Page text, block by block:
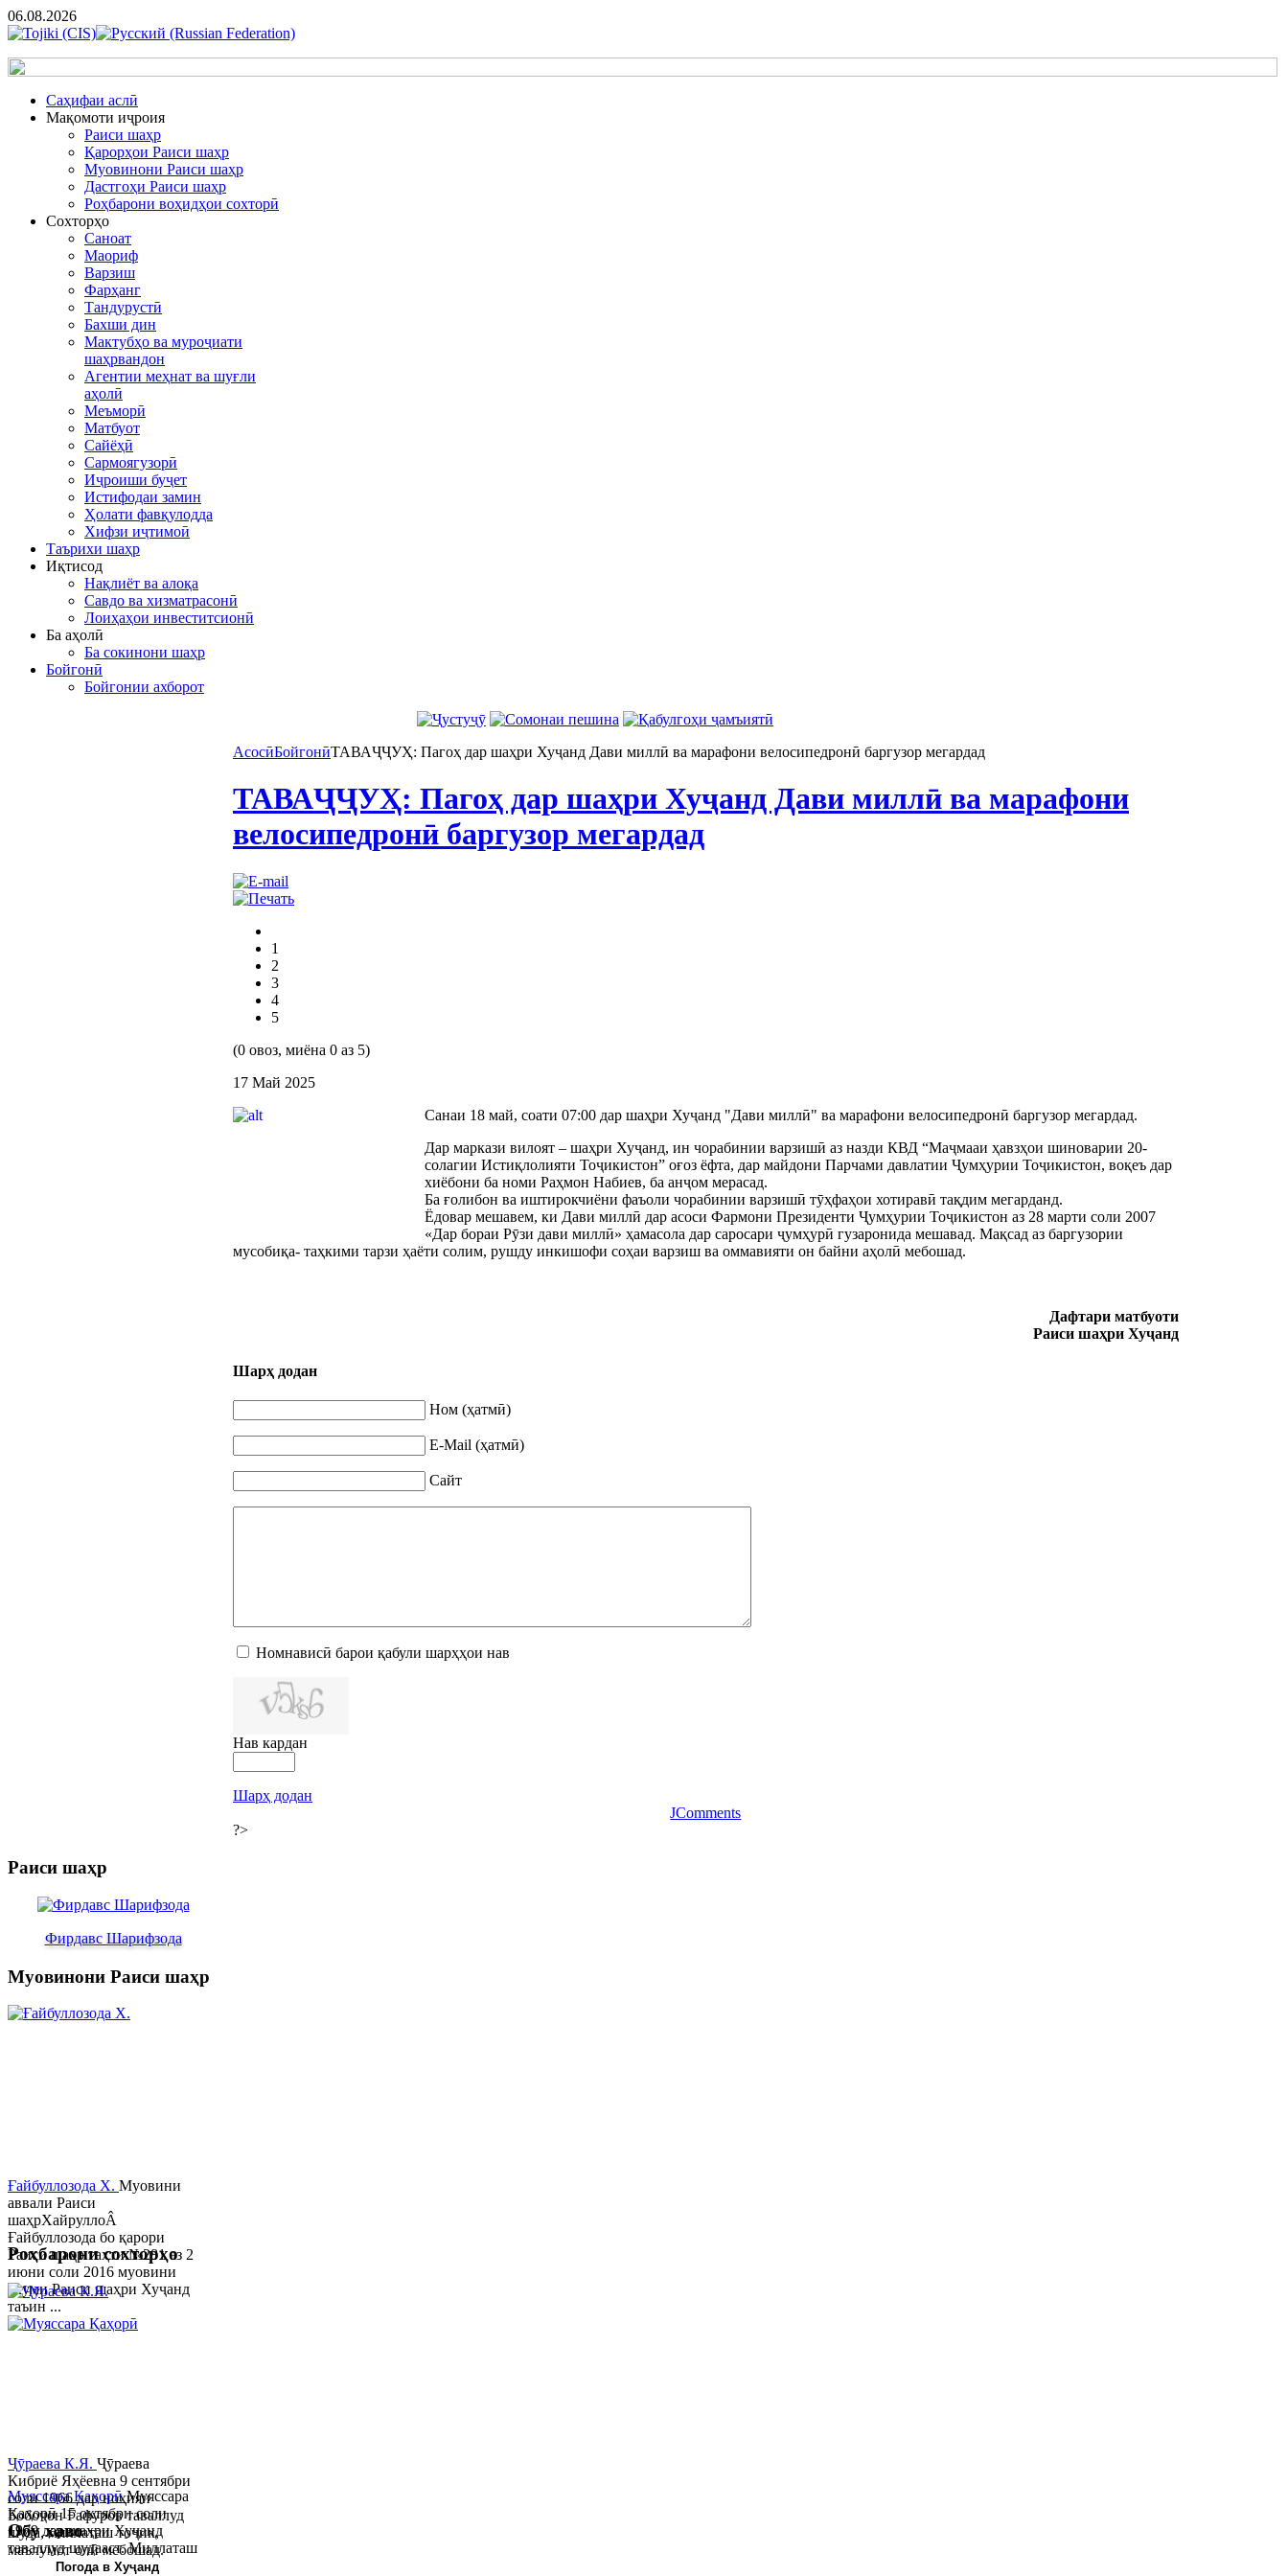
06.08.2026
Cаҳифаи аслӣ
Мақомоти иҷроия
Раиси шаҳр
Қарорҳои Раиси шаҳр
Муовинони Раиси шаҳр
Дастгоҳи Раиси шаҳр
Роҳбарони воҳидҳои сохторӣ
Сохторҳо
Саноат
Маориф
Варзиш
Фарҳанг
Тандурустӣ
Бахши дин
Мактубҳо ва муроҷиати
шаҳрвандон
Агентии меҳнат ва шуғли
аҳолӣ
Меъморӣ
Матбуот
Сайёҳӣ
Сармоягузорӣ
Иҷроиши буҷет
Истифодаи замин
Ҳолати фавқулодда
Хифзи иҷтимоӣ
Таърихи шаҳр
Иқтисод
Нақлиёт ва алоқа
Савдо ва хизматрасонӣ
Лоиҳаҳои инвеститсионӣ
Ба аҳолӣ
Ба сокинони шаҳр
Бойгонӣ
Бойгонии ахборот
АсосӣБойгонӣТАВАҶҶУҲ: Пагоҳ дар шаҳри Хуҷанд Дави миллӣ ва марафони велосипедронӣ баргузор мегардад
ТАВАҶҶУҲ: Пагоҳ дар шаҳри Хуҷанд Дави миллӣ ва марафони
велосипедронӣ баргузор мегардад
1
2
3
4
5
(0 овоз, миёна 0 аз 5)
17 Май 2025
Санаи 18 май, соати 07:00 дар шаҳри Хуҷанд "Дави миллӣ" ва марафони велосипедронӣ баргузор мегардад.
Дар маркази вилоят – шаҳри Хуҷанд, ин чорабинии варзишӣ аз назди КВД “Маҷмааи ҳавзҳои шиноварии 20-
солагии Истиқлолияти Тоҷикистон” оғоз ёфта, дар майдони Парчами давлатии Ҷумҳурии Тоҷикистон, воқеъ дар
хиёбони ба номи Раҳмон Набиев, ба анҷом мерасад.
Ба ғолибон ва иштирокчиёни фаъоли чорабинии варзишӣ тӯҳфаҳои хотиравӣ тақдим мегарданд.
Ёдовар мешавем, ки Дави миллӣ дар асоси Фармони Президенти Ҷумҳурии Тоҷикистон аз 28 марти соли 2007
«Дар бораи Рӯзи дави миллӣ» ҳамасола дар саросари ҷумҳурӣ гузаронида мешавад. Мақсад аз баргузории
мусобиқа- таҳкими тарзи ҳаёти солим, рушду инкишофи соҳаи варзиш ва оммавияти он байни аҳолӣ мебошад.
Дафтари матбуоти
Раиси шаҳри Хуҷанд
Шарҳ додан
Ном (ҳатмӣ)
E-Mail (ҳатмӣ)
Сайт
Номнависӣ барои қабули шарҳҳои нав
Нав кардан
Шарҳ додан
JComments
?>
Раиси шаҳр
Фирдавс Шарифзода
Муовинони Раиси шаҳр
Ғайбуллозода Х. Муовини
аввали Раиси
шаҳрХайруллоÂ
Ғайбуллозода бо қарори
Раиси шаҳр таҳти №281 аз 2
июни соли 2016 муовини
якуми Раиси шаҳри Хуҷанд
таъин ...
Муяссара ҚаҳорӣМуяссара
Қаҳорӣ 15 октябри соли
1979 дар шаҳри Хуҷанд
таваллуд шудааст. Миллаташ
тоҷик. Маълумот олӣ. Соли
Роҳбарони сохторҳо
Ҷӯраева К.Я. Ҷӯраева
Кибриё Яҳёевна 9 сентябри
соли 1966 дар ноҳияи
Бобоҷон Ғафуров таваллуд
шуда, миллаташ тоҷик,
маълумот олӣ мебошад.
Соли 1997 Донишг...
Обу хаво
Погода в Хуҷанд